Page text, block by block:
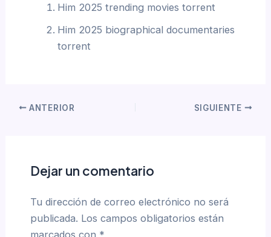
Him 2025 trending movies torrent
Him 2025 biographical documentaries
torrent
ANTERIOR SIGUIENTE
Dejar un comentario
Tu dirección de correo electrónico no será
publicada. Los campos obligatorios están
marcados con *